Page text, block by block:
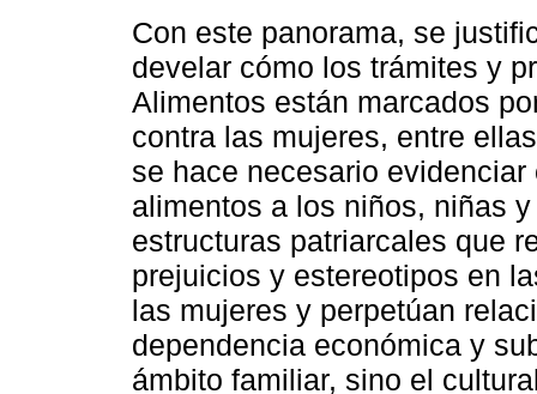
Con este panorama, se
develar cómo los trámites y
Alimentos están marcados
contra las mujeres, entre
se hace necesario
alimentos a los niños, niñas
estructuras patriarcales que
prejuicios y estereotipos en
las mujeres y perpetúan
dependencia económica y
ámbito familiar, sino el